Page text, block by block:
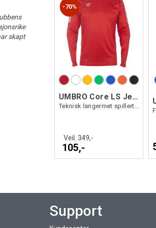
skapt
70%
UMBRO Core LS Jersey
Veil. 349,-
105,-
Support